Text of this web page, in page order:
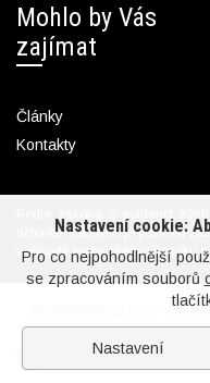
Nastavení cookie:
Pro co nejpohodlnější
se zpracováním souborů
Nastavení
Mohlo by Vás
zajímat
Články
Kontakty
Podle zákona o evidenci
účtenku. Zároveň je povinen
v případě technického výpadku
© HAFANEK.cz 2022.